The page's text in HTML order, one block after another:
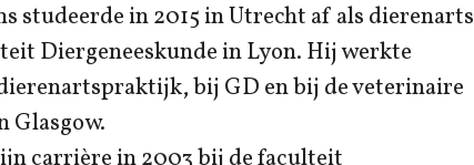
studeerde in 2015 in Utrecht af als dierenarts
Diergeneeskunde in Lyon. Hij werkte
bij GD en bij de veterinaire
Glasgow.